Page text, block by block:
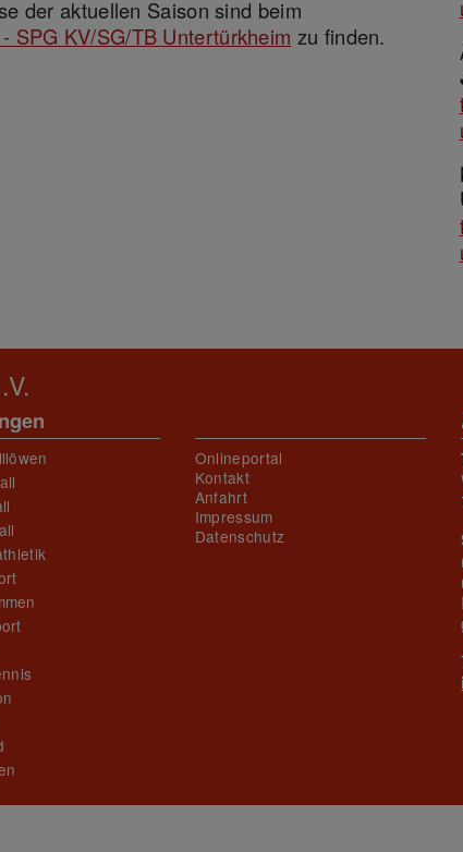
der aktuellen Saison sind beim
SPG KV/SG/TB Untertürkheim zu finden.
Onlineportal
Kontakt
Anfahrt
Impressum
Datenschutz